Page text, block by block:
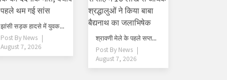
झांसी सड़क हादसे में युवक...
Post By News
August 7, 2026
श्रावणी मेले के पहले सप्त...
Post By News
August 7, 2026